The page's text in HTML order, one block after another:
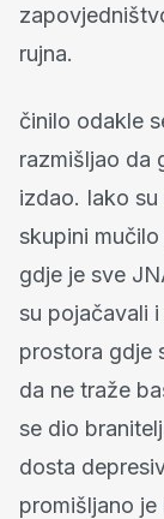
rujna.
činilo odakle
razmišljao da
izdao. Iako
skupini
gdje je sve
su pojačavali
prostora gdje
da ne traže
se dio
dosta
promišljano